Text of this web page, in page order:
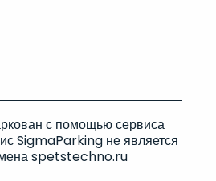
с помощью сервиса
SigmaParking не является
spetstechno.ru